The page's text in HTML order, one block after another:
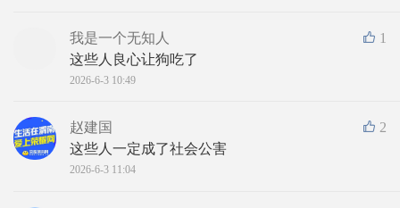
1
我是一个无知人
这些人良心让狗吃了
2026-6-3 10:49
2
赵建国
这些人一定成了社会公害
2026-6-3 11:04